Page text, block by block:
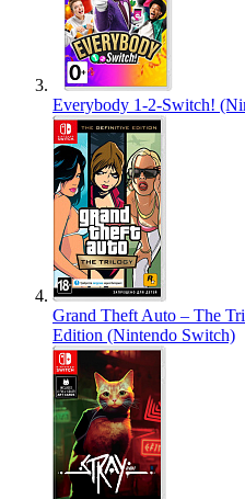
Everybody 1-2-Switch!
Grand Theft Auto – The
Edition (Nintendo Switch)